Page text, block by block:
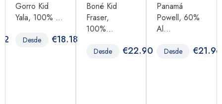
Gorro Kid
Yala, 100% ...
Desde €18.18
Boné Kid
Fraser,
100%...
Desde €22.90
Panamá
Powell, 60%
Al...
Desde €21.96